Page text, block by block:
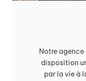
Notre
disposition
par la vie à